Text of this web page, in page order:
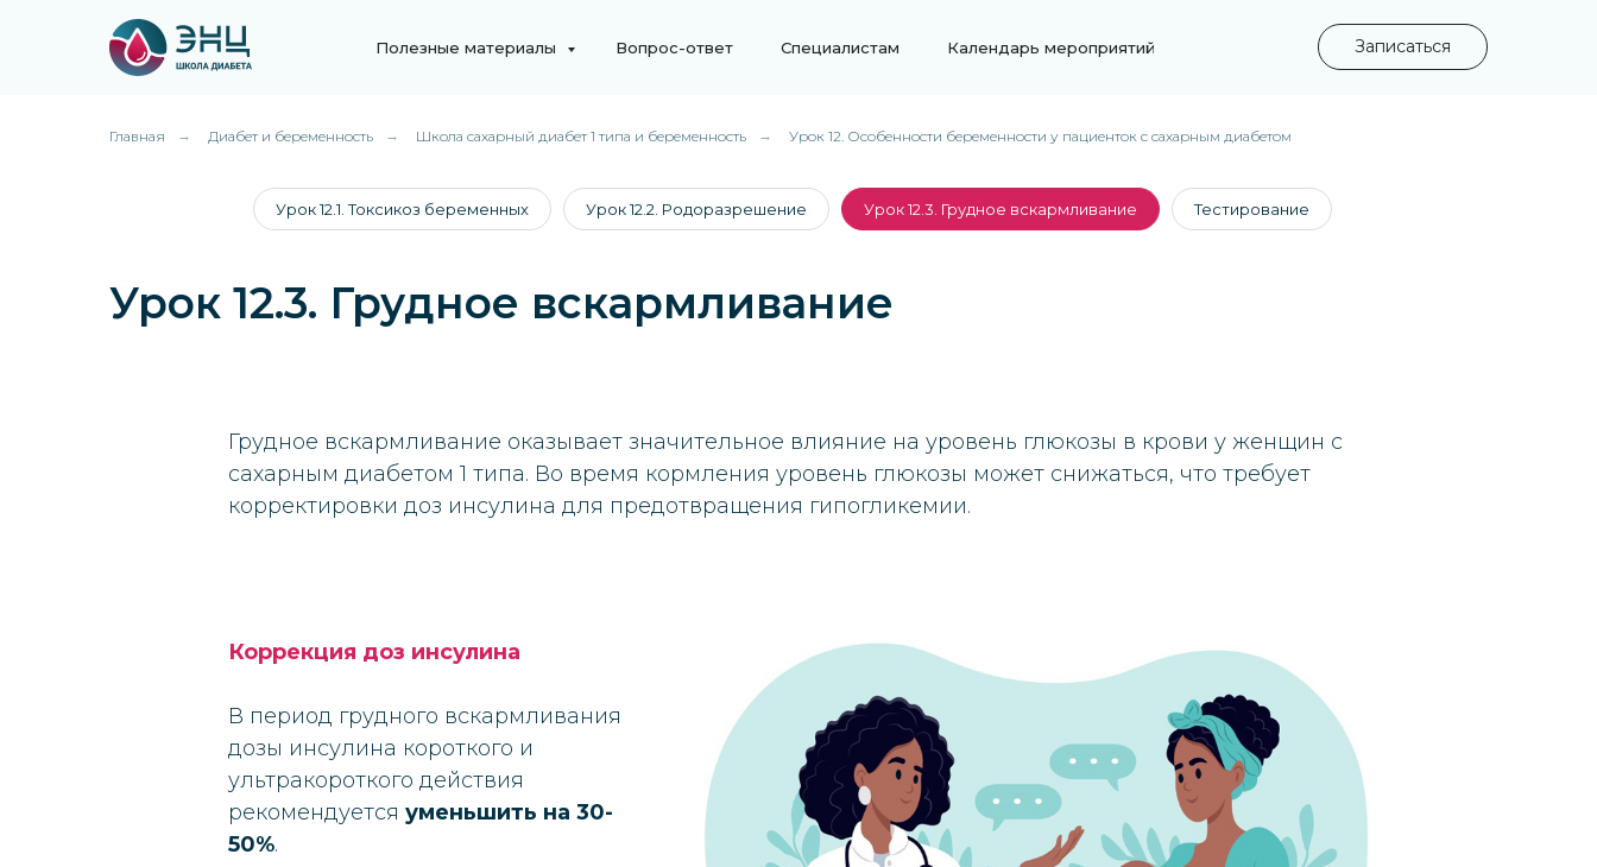
Полезные материалы Вопрос-ответ Специалистам Календарь мероприятий Записаться
Главная → Диабет и беременность → Школа сахарный диабет 1 типа и беременность → Урок 12. Особенности беременности у пациенток с сахарным диабетом
Урок 12.1. Токсикоз беременных Урок 12.2. Родоразрешение Урок 12.3. Грудное вскармливание Тестирование
Урок 12.3. Грудное вскармливание
Грудное вскармливание оказывает значительное влияние на уровень глюкозы в крови у женщин с
сахарным диабетом 1 типа. Во время кормления уровень глюкозы может снижаться, что требует
корректировки доз инсулина для предотвращения гипогликемии.
Коррекция доз инсулина
В период грудного вскармливания
дозы инсулина короткого и
ультракороткого действия
рекомендуется уменьшить на 30-
50%.